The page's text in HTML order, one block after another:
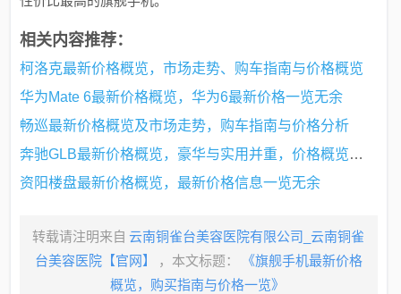
相关内容推荐：
柯洛克最新价格概览，市场走势、购车指南与价格概览
华为Mate 6最新价格概览，华为6最新价格一览无余
畅巡最新价格概览及市场走势，购车指南与价格分析
奔驰GLB最新价格概览，豪华与实用并重，价格概览及优惠信息全解析
资阳楼盘最新价格概览，最新价格信息一览无余
转载请注明来自 云南铜雀台美容医院有限公司_云南铜雀
台美容医院【官网】
，本文标题：
《旗舰手机最新价格
概览，购买指南与价格一览》